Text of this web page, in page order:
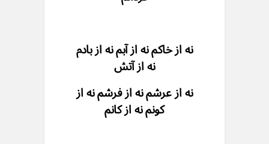
نه از خاکم نه از آبم نه از بادم
نه از آتش
نه از عرشم نه از فرشم نه از
کونم نه از کانم